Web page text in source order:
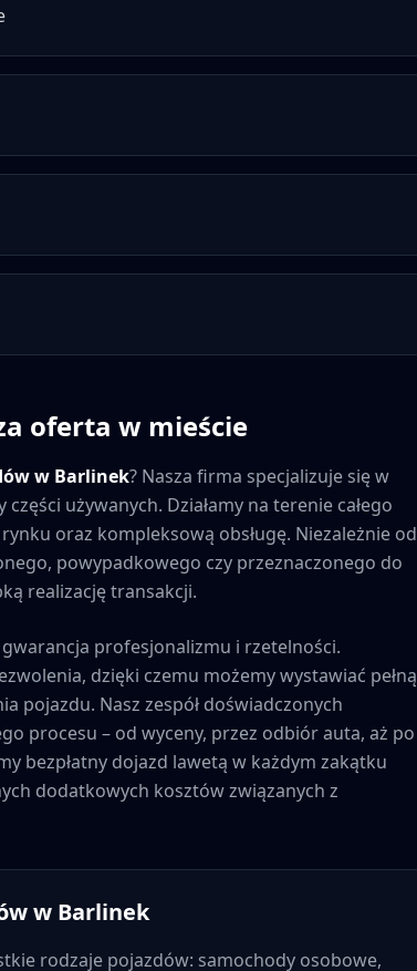
oferta w mieście
w Barlinek? Nasza firma specjalizuje się w
używanych. Działamy na terenie całego
oraz kompleksową obsługę. Niezależnie od
powypadkowego czy przeznaczonego do
realizację transakcji.
profesjonalizmu i rzetelności.
dzięki czemu możemy wystawiać pełną
pojazdu. Nasz zespół doświadczonych
procesu – od wyceny, przez odbiór auta, aż po
bezpłatny dojazd lawetą w każdym zakątku
dodatkowych kosztów związanych z
w Barlinek
rodzaje pojazdów: samochody osobowe,